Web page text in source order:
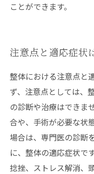
ことができます。
注意点と適応症状
整体における注意点と
ず、注意点としては、
の診断や治療はできま
合や、手術が必要な状
場合は、専門医の診断
に、整体の適応症状で
捻挫、ストレス解消、